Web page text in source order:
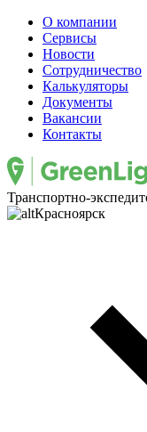
О компании
Сервисы
Новости
Сотрудничество
Калькуляторы
Документы
Вакансии
Контакты
Транспортно-
Красноярск